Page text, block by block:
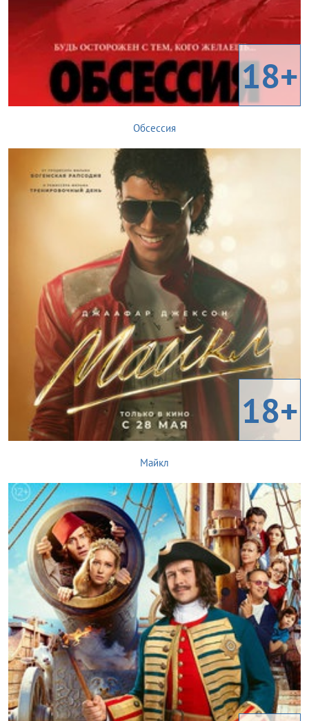
18+
Обсессия
18+
Майкл